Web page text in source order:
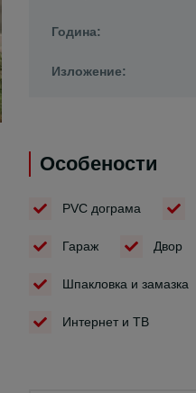
Година:
Изложение:
Особености
PVC дограма
Гараж Двор
Шпакловка и замазка
Интернет и ТВ